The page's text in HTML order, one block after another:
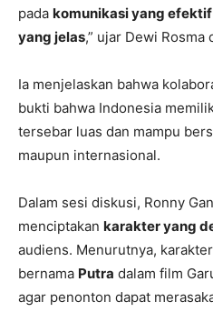
pada komunikasi yang
yang jelas,” ujar Dewi
Ia menjelaskan bahwa
bukti bahwa Indonesia
tersebar luas dan mampu
maupun internasional.
Dalam sesi diskusi, Ronny
menciptakan karakter yang
audiens. Menurutnya,
bernama Putra dalam film
agar penonton dapat